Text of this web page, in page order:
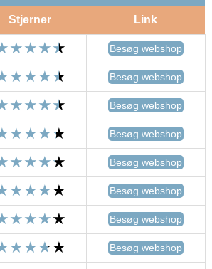
Stjerner Link
Besøg webshop
Besøg webshop
Besøg webshop
Besøg webshop
Besøg webshop
Besøg webshop
Besøg webshop
Besøg webshop